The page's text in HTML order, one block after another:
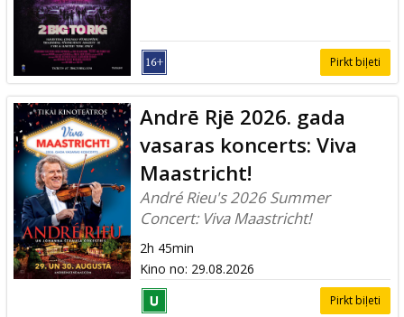
Pirkt biļeti
Andrē Rjē 2026. gada
vasaras koncerts: Viva
Maastricht!
André Rieu's 2026 Summer
Concert: Viva Maastricht!
2h 45min
Kino no: 29.08.2026
Pirkt biļeti